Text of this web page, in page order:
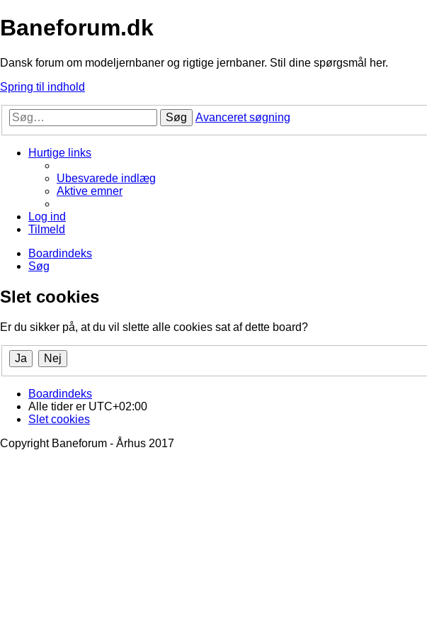
Baneforum.dk
Dansk forum om modeljernbaner og rigtige jernbaner. Stil dine spørgsmål her.
Spring til indhold
Søg Avanceret søgning
Hurtige links
Ubesvarede indlæg
Aktive emner
Log ind
Tilmeld
Boardindeks
Søg
Slet cookies
Er du sikker på, at du vil slette alle cookies sat af dette board?
Boardindeks
Alle tider er UTC+02:00
Slet cookies
Copyright Baneforum - Århus 2017